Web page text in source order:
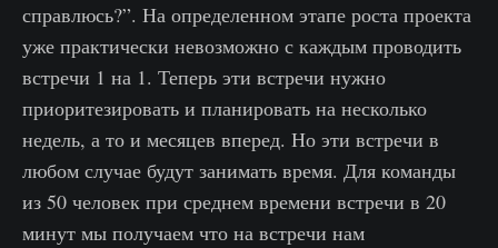
справлюсь?”. На определенном этапе роста проекта
уже практически невозможно с каждым проводить
встречи 1 на 1. Теперь эти встречи нужно
приоритезировать и планировать на несколько
недель, а то и месяцев вперед. Но эти встречи в
любом случае будут занимать время. Для команды
из 50 человек при среднем времени встречи в 20
минут мы получаем что на встречи нам